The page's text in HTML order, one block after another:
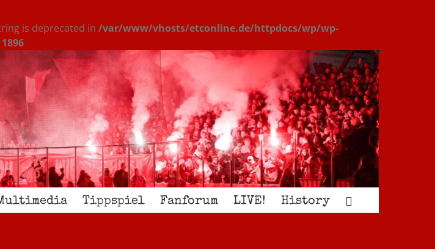
is deprecated in /var/www/vhosts/etconline.de/httpdocs/wp/wp-
1896
Tippspiel Fanforum LIVE! History